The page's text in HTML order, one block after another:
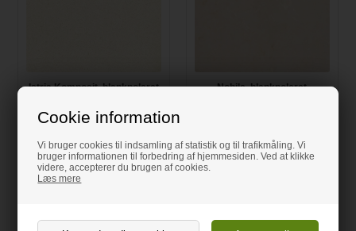
Cookie information
Vi bruger cookies til indsamling af statistik og til trafikmåling. Vi
bruger informationen til forbedring af hjemmesiden. Ved at klikke
videre, accepterer du brugen af cookies.
Læs mere
Istria Komposit, blankpoleret
50,00 DKK
Læg i kurven
Nobile, blankpoleret
Læg i kurven